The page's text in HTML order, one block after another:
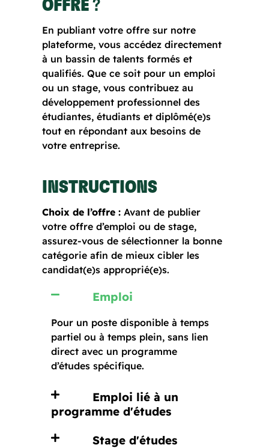
OFFRE ?
En publiant votre offre sur notre
plateforme, vous accédez directement
à un bassin de talents formés et
qualifiés. Que ce soit pour un emploi
ou un stage, vous contribuez au
développement professionnel des
étudiantes, étudiants et diplômé(e)s
tout en répondant aux besoins de
votre entreprise.
INSTRUCTIONS
Choix de l’offre : Avant de publier
votre offre d’emploi ou de stage,
assurez-vous de sélectionner la bonne
catégorie afin de mieux cibler les
candidat(e)s approprié(e)s.
Emploi
Pour un poste disponible à temps
partiel ou à temps plein, sans lien
direct avec un programme
d’études spécifique.
Emploi lié à un
programme d'études
Stage d'études